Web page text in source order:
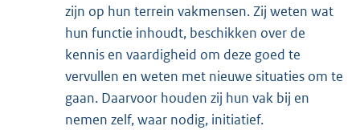
zijn op hun terrein vakmensen. Zij weten wat
hun functie inhoudt, beschikken over de
kennis en vaardigheid om deze goed te
vervullen en weten met nieuwe situaties om te
gaan. Daarvoor houden zij hun vak bij en
nemen zelf, waar nodig, initiatief.